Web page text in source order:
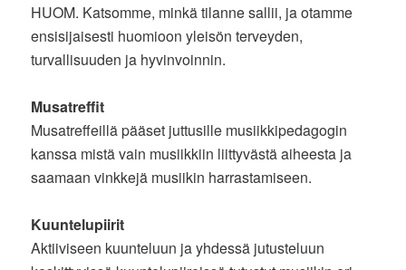
HUOM. Katsomme, minkä tilanne sallii, ja otamme
ensisijaisesti huomioon yleisön terveyden,
turvallisuuden ja hyvinvoinnin.
Musatreffit
Musatreffeillä pääset juttusille musiikkipedagogin
kanssa mistä vain musiikkiin liittyvästä aiheesta ja
saamaan vinkkejä musiikin harrastamiseen.
Kuuntelupiirit
Aktiiviseen kuunteluun ja yhdessä jutusteluun